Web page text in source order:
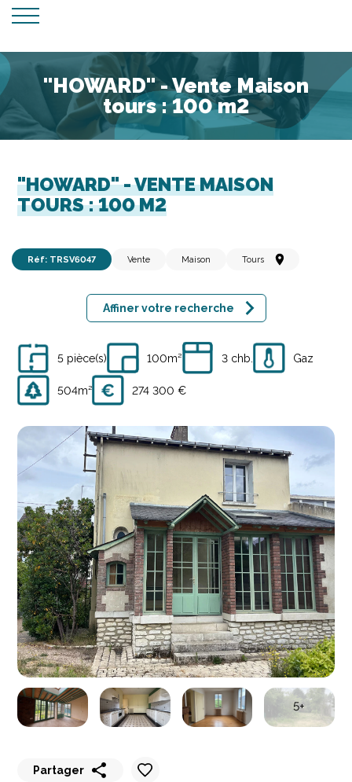
"HOWARD" - Vente Maison
tours : 100 m2
"HOWARD" - VENTE MAISON
TOURS : 100 M2
Réf: TRSV6047 Vente Maison Tours
Affiner votre recherche
5 pièce(s) 100m² 3 chb. Gaz
504m² 274 300 €
5+
Partager